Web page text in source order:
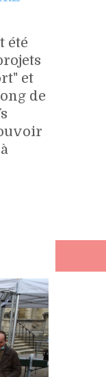
été
et
de